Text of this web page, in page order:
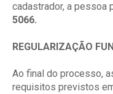
cadastrador, a pessoa
5066.
REGULARIZAÇÃO
Ao final do processo,
requisitos previstos